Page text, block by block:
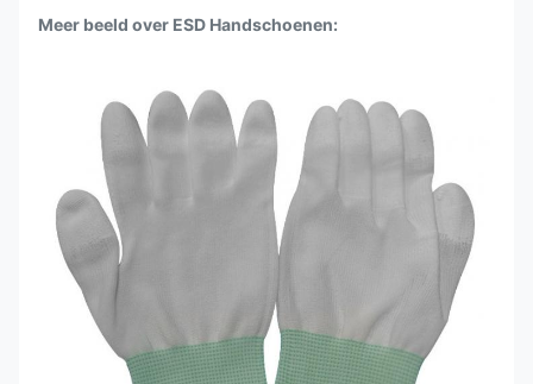
Meer beeld over ESD Handschoenen: